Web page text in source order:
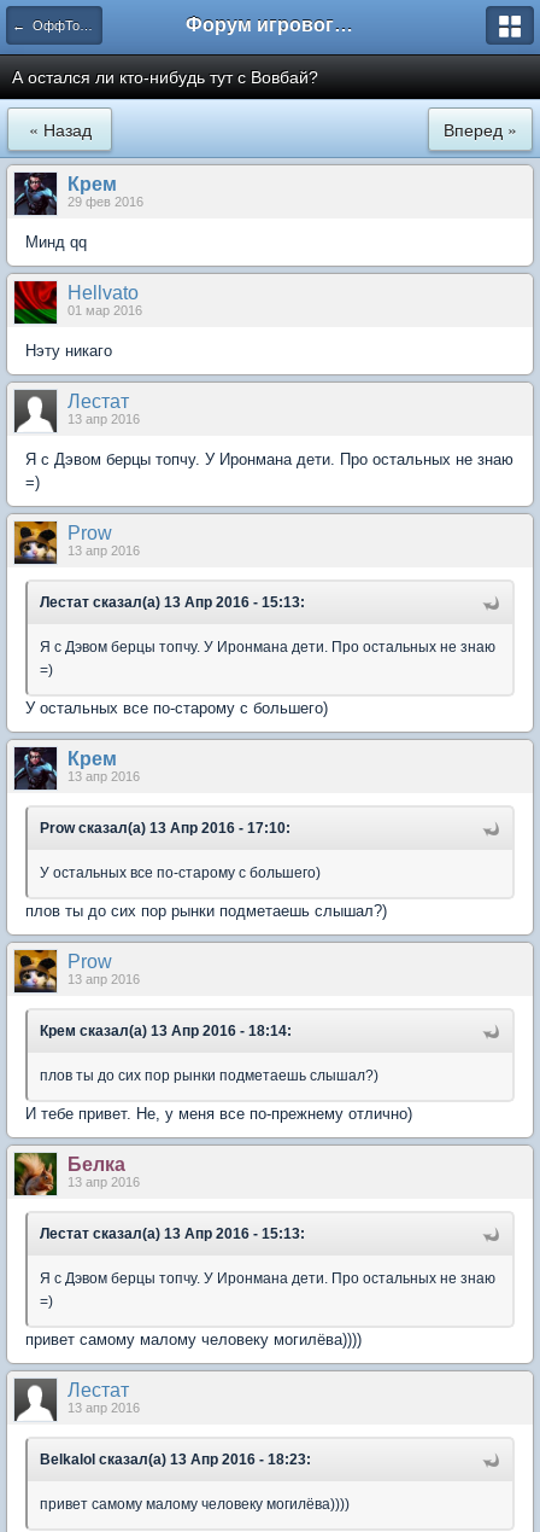
← ОффТопик Форум игрового проекта Riverrise
А остался ли кто-нибудь тут с Вовбай?
« Назад Вперед »
Крем
29 фев 2016
Минд qq
Hellvato
01 мар 2016
Нэту никаго
Лестат
13 апр 2016
Я с Дэвом берцы топчу. У Иронмана дети. Про остальных не знаю
=)
Prow
13 апр 2016
Лестат сказал(а) 13 Апр 2016 - 15:13:
Я с Дэвом берцы топчу. У Иронмана дети. Про остальных не знаю
=)
У остальных все по-старому с большего)
Крем
13 апр 2016
Prow сказал(а) 13 Апр 2016 - 17:10:
У остальных все по-старому с большего)
плов ты до сих пор рынки подметаешь слышал?)
Prow
13 апр 2016
Крем сказал(а) 13 Апр 2016 - 18:14:
плов ты до сих пор рынки подметаешь слышал?)
И тебе привет. Не, у меня все по-прежнему отлично)
Белка
13 апр 2016
Лестат сказал(а) 13 Апр 2016 - 15:13:
Я с Дэвом берцы топчу. У Иронмана дети. Про остальных не знаю
=)
привет самому малому человеку могилёва))))
Лестат
13 апр 2016
Belkalol сказал(а) 13 Апр 2016 - 18:23:
привет самому малому человеку могилёва))))